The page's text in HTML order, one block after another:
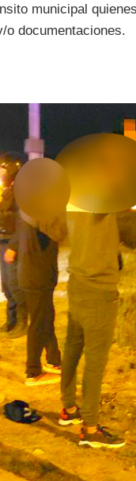
municipal
documentaciones.